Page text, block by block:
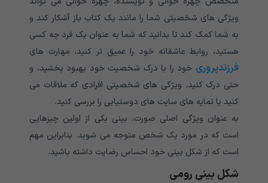
ویژگی های شخصیتی شما را مانند یک کتاب باز آشکار کند و
به شما کمک کند تا بدانید که شما به عنوان یک فرد چه کسی
هستید، روابط عاشقانه خود را عمیق تر کنید، مهارت های
فرزندپروری خود را با درک شخصیت خود بهبود بخشید، و
حتی درک کنید. ویژگی های شخصیتی افرادی که ملاقات می
کنید یا نمایه های سایت های دوستیابی را بررسی کنید.
به عنوان ویژگی اصلی صورت، بینی یکی از اولین چیزهایی
است که در مورد یک شخص متوجه می شوید. بنابراین مهم
است که از شکل بینی خود احساس رضایت داشته باشید.
شکل بینی رومی